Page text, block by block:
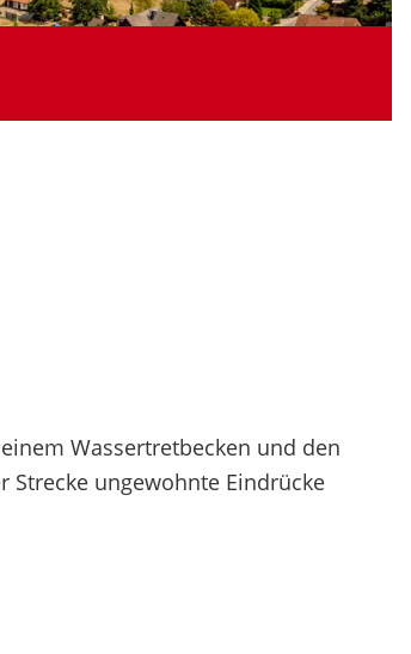
Wassertretbecken und den
Strecke ungewohnte Eindrücke